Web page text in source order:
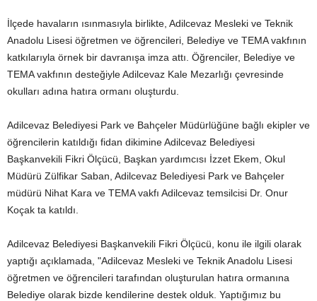
İlçede havaların ısınmasıyla birlikte, Adilcevaz Mesleki ve Teknik
Anadolu Lisesi öğretmen ve öğrencileri, Belediye ve TEMA vakfının
katkılarıyla örnek bir davranışa imza attı. Öğrenciler, Belediye ve
TEMA vakfının desteğiyle Adilcevaz Kale Mezarlığı çevresinde
okulları adına hatıra ormanı oluşturdu.
Adilcevaz Belediyesi Park ve Bahçeler Müdürlüğüne bağlı ekipler ve
öğrencilerin katıldığı fidan dikimine Adilcevaz Belediyesi
Başkanvekili Fikri Ölçücü, Başkan yardımcısı İzzet Ekem, Okul
Müdürü Zülfikar Saban, Adilcevaz Belediyesi Park ve Bahçeler
müdürü Nihat Kara ve TEMA vakfı Adilcevaz temsilcisi Dr. Onur
Koçak ta katıldı.
Adilcevaz Belediyesi Başkanvekili Fikri Ölçücü, konu ile ilgili olarak
yaptığı açıklamada, "Adilcevaz Mesleki ve Teknik Anadolu Lisesi
öğretmen ve öğrencileri tarafından oluşturulan hatıra ormanına
Belediye olarak bizde kendilerine destek olduk. Yaptığımız bu